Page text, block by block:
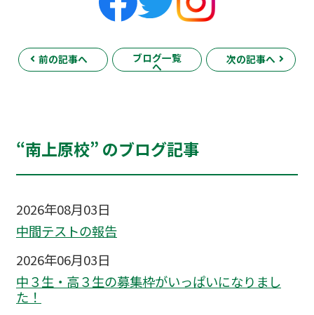
前の記事へ ブログ一覧
へ
次の記事へ
“南上原校” のブログ記事
2026年08月03日
中間テストの報告
2026年06月03日
中３生・高３生の募集枠がいっぱいになりまし
た！